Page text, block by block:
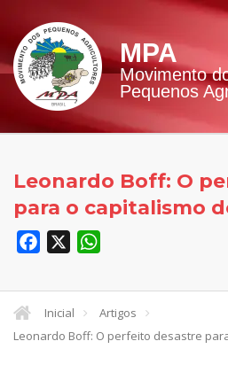
MPA
Movimento
Pequenos
Leonardo Boff: O
para o capitalismo
Facebook
Inicial
Artigos
Leonardo Boff: O perfeito desastre